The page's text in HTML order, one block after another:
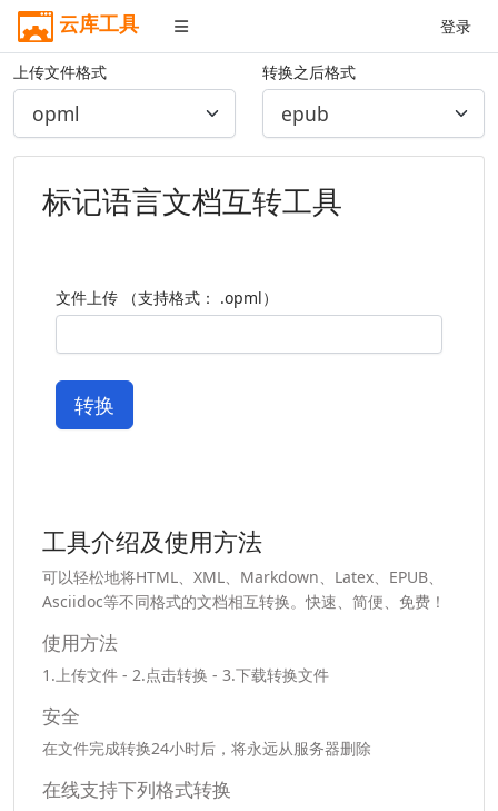
云库工具 登录
上传文件格式 转换之后格式
标记语言文档互转工具
文件上传 （支持格式： .opml）
转换
工具介绍及使用方法
可以轻松地将HTML、XML、Markdown、Latex、EPUB、
Asciidoc等不同格式的文档相互转换。快速、简便、免费！
使用方法
1.上传文件 - 2.点击转换 - 3.下载转换文件
安全
在文件完成转换24小时后，将永远从服务器删除
在线支持下列格式转换